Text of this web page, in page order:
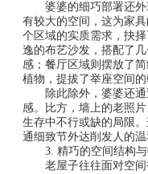
婆婆的细巧部署还外
有较大的空间，这为家
个区域的实质需求，抉
逸的布艺沙发，搭配了
感；餐厅区域则摆放了
植物，提拔了举座空间的
除此除外，婆婆还通
感。比方，墙上的老照
生存中不行或缺的局限
通细致节外达削发人的温
3. 精巧的空间结构与
老屋子往往面对空间